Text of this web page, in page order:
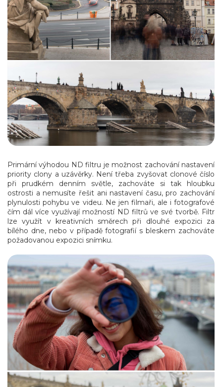
Primární výhodou ND filtru je možnost zachování nastavení
priority clony a uzávěrky. Není třeba zvyšovat clonové číslo
při prudkém denním světle, zachováte si tak hloubku
ostrosti a nemusíte řešit ani nastavení času, pro zachování
plynulosti pohybu ve videu. Ne jen filmaři, ale i fotografové
čím dál více využívají možností ND filtrů ve své tvorbě. Filtr
lze využít v kreativních směrech při dlouhé expozici za
bílého dne, nebo v případě fotografií s bleskem zachováte
požadovanou expozici snímku.